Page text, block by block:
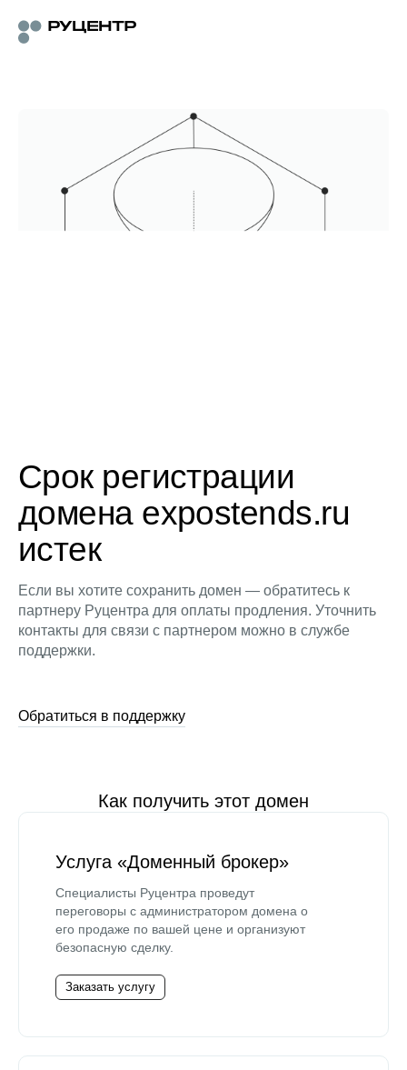
Срок регистрации
домена expostends.ru
истек
Если вы хотите сохранить домен — обратитесь к
партнеру Руцентра для оплаты продления. Уточнить
контакты для связи с партнером можно в службе
поддержки.
Обратиться в поддержку
Как получить этот домен
Услуга «Доменный брокер»
Специалисты Руцентра проведут
переговоры с администратором домена о
его продаже по вашей цене и организуют
безопасную сделку.
Заказать услугу